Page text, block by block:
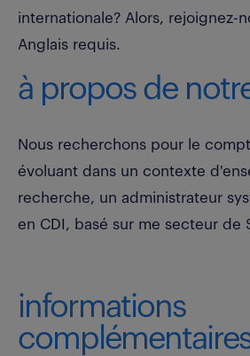
internationale? Alors, rejoignez-
Anglais requis.
à propos de
Nous recherchons pour le
évoluant dans un contexte
recherche, un administrateur
en CDI, basé sur me secteur de
informations